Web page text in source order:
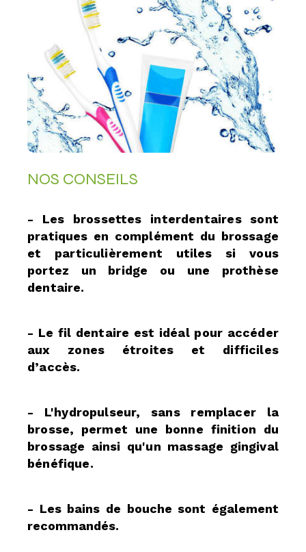
NOS CONSEILS
- Les brossettes interdentaires sont
pratiques en complément du brossage
et particulièrement utiles si vous
portez un bridge ou une prothèse
dentaire.
- Le fil dentaire est idéal pour accéder
aux zones étroites et difficiles
d’accès.
- L'hydropulseur, sans remplacer la
brosse, permet une bonne finition du
brossage ainsi qu'un massage gingival
bénéfique.
- Les bains de bouche sont également
recommandés.